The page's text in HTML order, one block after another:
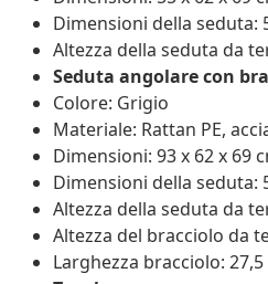
Dimensioni della seduta:
Altezza della seduta da
Seduta angolare con
Colore: Grigio
Materiale: Rattan PE,
Dimensioni: 93 x 62 x 69
Dimensioni della seduta:
Altezza della seduta da
Altezza del bracciolo da
Larghezza bracciolo: 27,5